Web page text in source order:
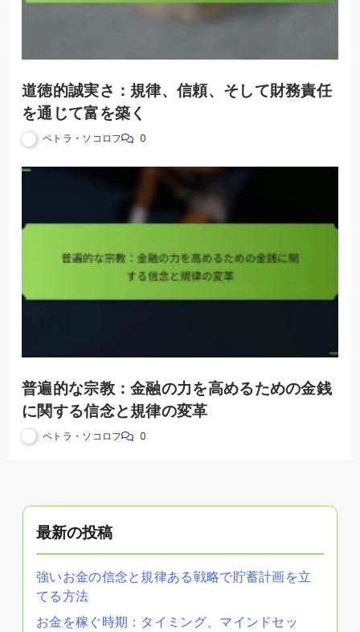
道徳的誠実さ：規律、信頼、そして財務責任
を通じて富を築く
ペトラ・ソコロフ 0
普遍的な宗教：金融の力を高めるための金銭
に関する信念と規律の変革
ペトラ・ソコロフ 0
最新の投稿
強いお金の信念と規律ある戦略で貯蓄計画を立
てる方法
お金を稼ぐ時期：タイミング、マインドセッ